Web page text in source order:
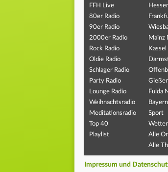
FFH Live
80er Radio
90er Radio
2000er Radio
Rock Radio
Oldie Radio
Schlager Radio
Party Radio
Lounge Radio
Weihnachtsradio
Meditationsradio
Top 40
Playlist
Mainz
Fulda
Sport
Wetter
Alle
Alle
Impressum und